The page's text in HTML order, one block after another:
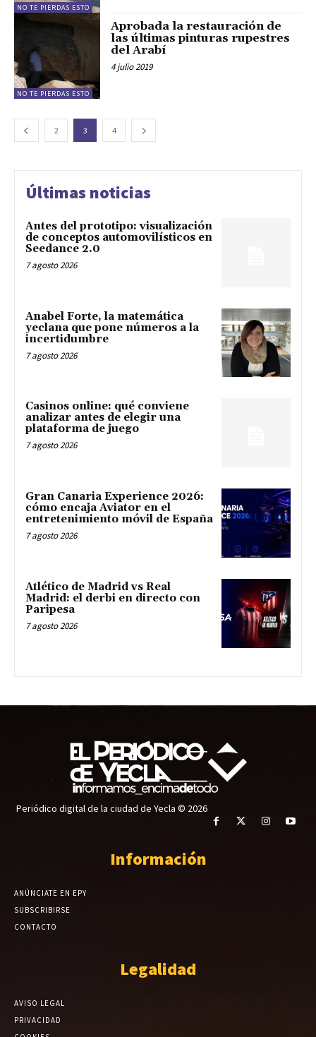
NO TE PIERDAS ESTO
NO TE PIERDAS ESTO
Aprobada la restauración de
las últimas pinturas rupestres
del Arabí
4 julio 2019
2 3 4
Últimas noticias
Antes del prototipo: visualización
de conceptos automovilísticos en
Seedance 2.0
7 agosto 2026
Anabel Forte, la matemática
yeclana que pone números a la
incertidumbre
7 agosto 2026
Casinos online: qué conviene
analizar antes de elegir una
plataforma de juego
7 agosto 2026
Gran Canaria Experience 2026:
cómo encaja Aviator en el
entretenimiento móvil de España
7 agosto 2026
Atlético de Madrid vs Real
Madrid: el derbi en directo con
Paripesa
7 agosto 2026
Periódico digital de la ciudad de Yecla © 2026
Información
ANÚNCIATE EN EPY
SUBSCRIBIRSE
CONTACTO
Legalidad
AVISO LEGAL
PRIVACIDAD